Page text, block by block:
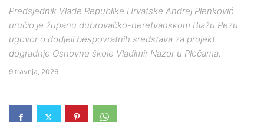
Predsjednik Vlade Republike Hrvatske Andrej Plenković
uručio je županu dubrovačko-neretvanskom Blažu Pezu
ugovor o dodjeli bespovratnih sredstava za projekt
dogradnje Osnovne škole Vladimir Nazor u Pločama.
9 travnja, 2026